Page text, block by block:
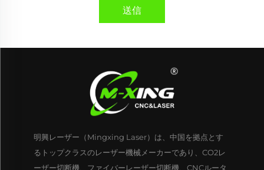
送信
明興レーザー（Mingxing Laser）は、中国を拠点とす
るトップクラスのレーザー機械メーカーであり、CO2レ
ーザー切断機、ファイバーレーザー切断機、CNCルータ